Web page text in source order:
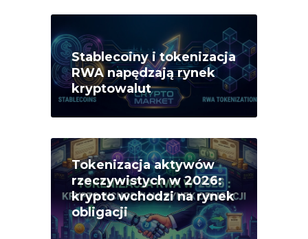
Stablecoiny i tokenizacja
RWA napędzają rynek
kryptowalut
Tokenizacja aktywów
rzeczywistych w 2026:
krypto wchodzi na rynek
obligacji